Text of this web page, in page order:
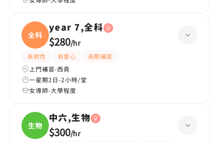
全科
year 7,全科
$280/hr
有耐性 有愛心
長期補習
上門補習-西貢
一星期2日-2小時/堂
女導師-大學程度
生物
中六,生物
$300/hr